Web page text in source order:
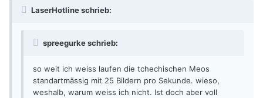
LaserHotline schrieb:
spreegurke schrieb:
so weit ich weiss laufen die tchechischen Meos
standartmässig mit 25 Bildern pro Sekunde. wieso,
weshalb, warum weiss ich nicht. Ist doch aber voll